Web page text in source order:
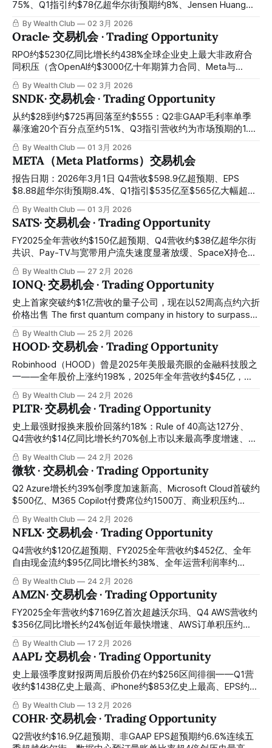
end of guidance, gross margin around 62% reached a
建仓窗口 Q4 revenue of approximately $54 million grew
about 38%, full-year 2025 revenue of approximately $70
million reached the upper end of guidance, about $3.9
billion
75%、Q1指引约$78亿超华尔街预期约8%、Jensen Huang亲
口宣布$500亿目标将被超越、Vera Rubin全面量产H2大规模
出货、NVLink Photonics战略向光子互联伙伴合共投资约$40
亿——史上最强AI财报之后股价仍从历史高点约$212回落约
18%至约$174：GTC 2026倒计时约两周，情绪与基本面背离
达到临界点，AI算力王者最佳错杀入场窗口今天正式开启 Q4
over-year, data center revenue grew about 75% year-over-
year, Q1 guidance of approximately $7.8 billion
By Wealth Club 02 3月 2026
Oracle· 交易机会 · Trading Opportunity
RPO约$5230亿同比增长约438%全球企业史上最大非政府合
同积压（含OpenAI约$3000亿十年期算力合同、Meta与
NVIDIA新承诺）、短期RPO同比增长约40%持续加速、OCI
IaaS同比增长约68%创历史纪录、Non-GAAP EPS大幅超预期
约38%、MultiCloud数据库营收同比增长逾1500%、管理层承
诺FY2027获约$40亿RPO收入尾风、2030年OCI营收目标约
$1440亿——资本开支大幅上调引发自由现金流担忧、证券集
$1亿，三重短期压制因素将股价从约$346历史高点折价约
57%至约$145：距Q3财报仅约一周——市场用当期营收指
标，为一家未来营收已写入约$5230亿账本的AI算力平台定
价，今天是估值框架系统性切换前最清晰的错杀建仓窗口 RPO
year, represents the largest non-government contract
backlog
By Wealth Club 02 3月 2026
SNDK· 交易机会 · Trading Opportunity
从约$28到约$725再回落至约$555：Q2非GAAP毛利率单季
暴涨逾20个百分点至约51%、Q3指引营收约为市场预期的1.7
倍、Citron做空攻击与Western Digital折价减持制造短期恐慌
——NAND超级周期最强受益者的绝佳重仓窗口正在关闭 From
about $28 to about $725 and then back down to about
$555: Q2 non-GAAP gross margin surged by more than 20
percentage points in a single quarter to about 51%, Q3
By Wealth Club 01 3月 2026
META（Meta Platforms）交易机会
报告日期：2026年3月1日 Q4营收$598.9亿超预期、EPS
$8.88超华尔街预期8.4%、Q1指引$535亿至$565亿大幅超市
场共识、DAP 35.8亿创历史——$1150亿AI资本开支引发恐
慌、科技板块整体抛售叠加监管担忧：全球最强广告AI飞轮被
情绪性错杀、约$630的今天是参与Meta这轮主升浪最关键的
入场窗口 2026年1月28日。Meta发布Q4 2025财报。营收
$598.9亿，超预期。EPS $8.88，超预期8.4%。Q1指引$535
运行率Q4达$100亿，季度增速是总广告的3倍。盘后：股价涨
9.71%至$738.31。 然后，股价开始持续回落。今天（2026年
3月1日）
By Wealth Club 01 3月 2026
SATS· 交易机会 · Trading Opportunity
FY2025全年营收约$150亿超预期、Q4营收约$38亿超华尔街
共识、Pay-TV与宽带用户流失速度显著放缓、SpaceX持仓估
算约$250亿较成本增值近三倍、AT&T与SpaceX频谱交易完成
后净现金约$127亿、SpaceX与xAI合并估值约$1.25兆、
SpaceX 2026年中IPO路径Bloomberg报道已启动目标估值约
$1.5兆、NAV独立估算约$160至$180——AT&T与SpaceX频谱
交易仍待监管批准、Q4 GAAP每股亏损超预期主要来自非现金
立NAV估算折价约35%至45%——SpaceX IPO是最清晰的单一
价值解锁催化剂，距Bloomberg报道的IPO窗口不到四个月，
今天是折价参与SpaceX上市前最后建仓机会的关键窗口
FY2025 full-year revenue of about $15 billion beat
By Wealth Club 27 2月 2026
IONQ· 交易机会 · Trading Opportunity
史上首家突破约$1亿营收的量子公司，现在以52周高点约六折
价格出售 The first quantum company in history to surpass
about $100 million in revenue is now being sold at about
60% of its 52-week high price. Q4营收约$6200万同比增长
约429%超指引约55%、全年营收约$1.3亿同比增长约202%成
为全球首家突破约$1亿量子计算公司、宣布以约$18亿收购
SkyWater Technology成为全球首家垂直整合全栈量子平台公
——盘后股价飙升约12%、从年初下跌约25%的压制区间全面
反转：情绪面与基本面同步触底、Wolfpack做空遭正面击溃、
By Wealth Club 25 2月 2026
HOOD· 交易机会 · Trading Opportunity
Robinhood（HOOD）曾是2025年美股最亮眼的金融科技股之
一——全年股价上涨约198%，2025年全年营收约$45亿，创
下历史纪录，成功加入标普500指数。然而，2026年开年至今
股价已从约$117高位回落至约$70，跌幅超过40%。季报超预
期、营收再创新高，股价却大跌——市场卖的不是业绩，而是
对加密货币收入能否持续的恐惧。 Robinhood (HOOD) was
once one of the most impressive fintech stocks in the U.S.
full year, full-year 2025 revenue
By Wealth Club 24 2月 2026
PLTR· 交易机会 · Trading Opportunity
史上最强财报换来股价回落约18%：Rule of 40高达127分、
Q4营收约$14亿同比增长约70%创上市以来最高季度增速、美
国商业营收同比增长约137%、2026全年指引约$71.9亿超华尔
街预期约$10亿、自由现金流指引约$40亿超预期约$10亿、美
国商业剩余合同价值同比增长约145%——史上最强财报换来
股价从约$150回落至约$127、跌幅约15%至18%：情绪与基本
面彻底背离，AI操作系统王者的主升浪中途换手洗盘，绝佳重
led to a stock pullback of about 18%: Rule of 40 as high as
127 points, Q4 revenue of
By Wealth Club 24 2月 2026
微软 · 交易机会 · Trading Opportunity
Q2 Azure增长约39%创季度加速新高、Microsoft Cloud首破约
$500亿、M365 Copilot付费席位约1500万、商业积压约
$6250亿同比增长约110%——Azure Q3指引略低于最激进耳
语数字引发盘后重挫约7%、科技板块整体承压叠加资本开支
担忧：全球最完整AI企业软件平台被情绪性错杀至约22倍前瞻
市盈率三年最低估值，今天是最关键的建仓窗口 Q2 Azure
growth of about 39% set a new high for quarterly
for the first time, M365 Copilot paid seats reached about 15
million, and commercial backlog reached
By Wealth Club 24 2月 2026
NFLX· 交易机会 · Trading Opportunity
Q4营收约$120亿超预期、FY2025全年营收约$452亿、全年
自由现金流约$95亿同比增长约38%、全年运营利润率约
29.5%历史最高、广告营收全年超约$15亿同比增长约2.5倍、
2026年广告营收预计再度翻倍至约$30亿、付费会员约3.25亿
创历史新高、Q1指引同比增长约15%、FY2026运营利润率目
标约31.5%、自由现金流目标约$110亿——Warner Bros.收购
全现金化引发负债担忧与回购暂停、广告营收轻微错过预期、
间边界的短期压制因素，正在折价出售一家每年自由现金流约
$95亿、广告第二曲线接近约$30亿规模化门槛、全球唯一真
正赢得流媒体战争的平台——今天是广告复合平台估值重塑前
最清晰的错杀建仓窗口 Q4 revenue of about $12.0 billion
By Wealth Club 24 2月 2026
AMZN· 交易机会 · Trading Opportunity
FY2025全年营收约$7169亿首次超越沃尔玛、Q4 AWS营收约
$356亿同比增长约24%创近年最快增速、AWS订单积压约
$2440亿同比增长约40%创历史最大单季积压、广告营收约
$213亿同比增长约22%、Trainium与Graviton自研芯片年化营
收超约$100亿同比三位数增长——约$2000亿资本开支指引引
发恐慌、自由现金流大幅压缩、股价从历史高点约$258回落
约24%至约$196：市场对短期自由现金流压制的恐惧，正在折
唯一瓶颈的全球AI云端基础设施最大平台，今天是最清晰的错
杀建仓窗口 FY2025 full-year revenue of about $716.9 billion
surpassed Walmart for the first time, Q4 AWS revenue of
By Wealth Club 17 2月 2026
AAPL· 交易机会 · Trading Opportunity
史上最强季度财报两周后股价仍在约$256区间徘徊——Q1营
收约$1438亿史上最高、iPhone约$853亿史上最高、EPS约
$2.84史上最高、运营现金流约$539亿任何公司任何季度史上
最高、Services约$300亿史上最高、大中华区同比增长约
38%、活跃设备突破约25亿、Q2指引高于华尔街预期——关
税约$14亿、Google搜索诉讼、Apple Intelligence节奏三重已
By Wealth Club 13 2月 2026
COHR· 交易机会 · Trading Opportunity
Q2营收约$16.9亿超预期、非GAAP EPS超预期约6.6%连续五